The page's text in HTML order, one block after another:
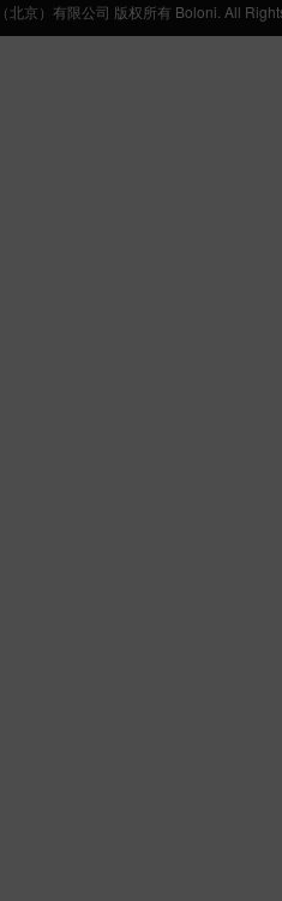
京）有限公司 版权所有 Boloni. All